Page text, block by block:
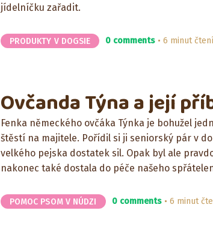
jídelníčku zařadit.
PRODUKTY V DOGSIE 0 comments 6 minut čtení
Ovčanda Týna a její
Fenka německého ovčáka Týnka je bohužel
štěstí na majitele. Pořídil si ji seniorský pár v
velkého pejska dostatek sil. Opak byl ale
nakonec také dostala do péče našeho
POMOC PSOM V NÚDZI 0 comments 6 minut